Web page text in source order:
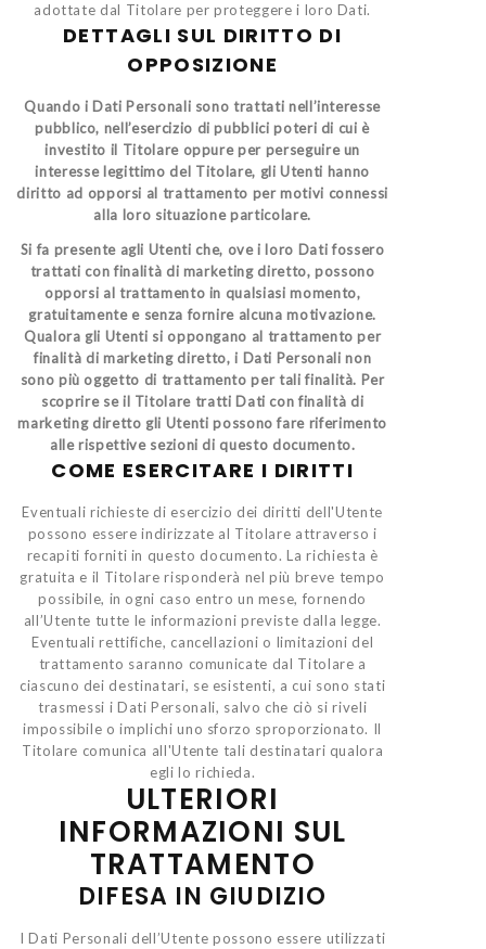
adottate dal Titolare per proteggere i loro Dati.
DETTAGLI SUL DIRITTO DI
OPPOSIZIONE
Quando i Dati Personali sono trattati nell’interesse
pubblico, nell’esercizio di pubblici poteri di cui è
investito il Titolare oppure per perseguire un
interesse legittimo del Titolare, gli Utenti hanno
diritto ad opporsi al trattamento per motivi connessi
alla loro situazione particolare.
Si fa presente agli Utenti che, ove i loro Dati fossero
trattati con finalità di marketing diretto, possono
opporsi al trattamento in qualsiasi momento,
gratuitamente e senza fornire alcuna motivazione.
Qualora gli Utenti si oppongano al trattamento per
finalità di marketing diretto, i Dati Personali non
sono più oggetto di trattamento per tali finalità. Per
scoprire se il Titolare tratti Dati con finalità di
marketing diretto gli Utenti possono fare riferimento
alle rispettive sezioni di questo documento.
COME ESERCITARE I DIRITTI
Eventuali richieste di esercizio dei diritti dell'Utente
possono essere indirizzate al Titolare attraverso i
recapiti forniti in questo documento. La richiesta è
gratuita e il Titolare risponderà nel più breve tempo
possibile, in ogni caso entro un mese, fornendo
all’Utente tutte le informazioni previste dalla legge.
Eventuali rettifiche, cancellazioni o limitazioni del
trattamento saranno comunicate dal Titolare a
ciascuno dei destinatari, se esistenti, a cui sono stati
trasmessi i Dati Personali, salvo che ciò si riveli
impossibile o implichi uno sforzo sproporzionato. Il
Titolare comunica all'Utente tali destinatari qualora
egli lo richieda.
ULTERIORI
INFORMAZIONI SUL
TRATTAMENTO
DIFESA IN GIUDIZIO
I Dati Personali dell’Utente possono essere utilizzati